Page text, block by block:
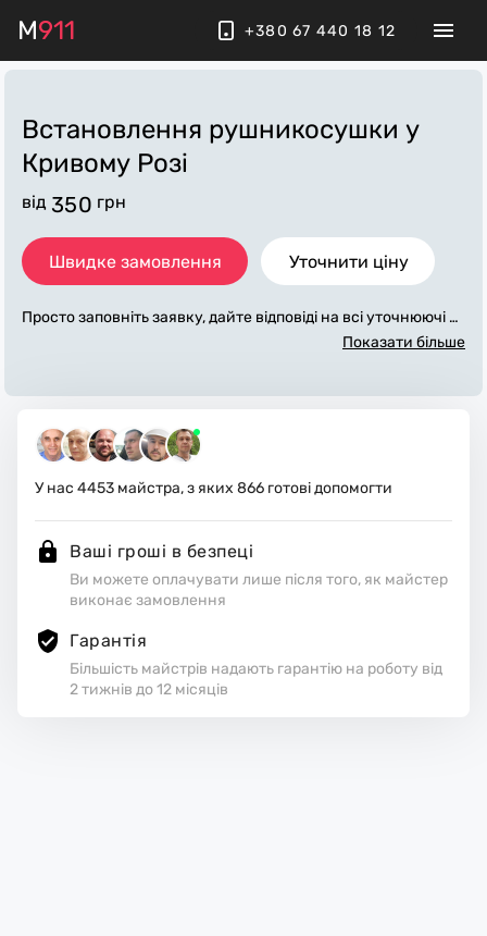
M911 +380 67 440 18 12
Встановлення рушникосушки у
Кривому Розі
від 350 грн
Швидке замовлення Уточнити ціну
Просто заповніть заявку, дайте відповіді на всі уточнюючі за
питання по «встановлення рушникосушки». Ми зв'яжемос
і матеріали. Виконавці стежать за чистотою та прибирають
робоче місце.
Показати більше
У нас 4453 майстра, з яких 866 готові допомогти
Ваші гроші в безпеці
Ви можете оплачувати лише після того, як майстер
виконає замовлення
Гарантія
Більшість майстрів надають гарантію на роботу від
2 тижнів до 12 місяців